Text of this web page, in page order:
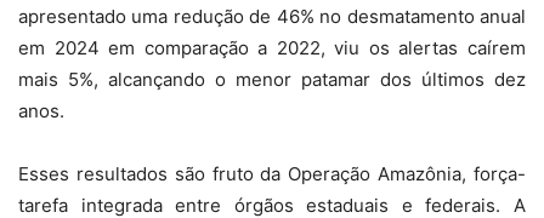
apresentado uma redução de 46% no desmatamento anual
em 2024 em comparação a 2022, viu os alertas caírem
mais 5%, alcançando o menor patamar dos últimos dez
anos.
Esses resultados são fruto da Operação Amazônia, força-
tarefa integrada entre órgãos estaduais e federais. A